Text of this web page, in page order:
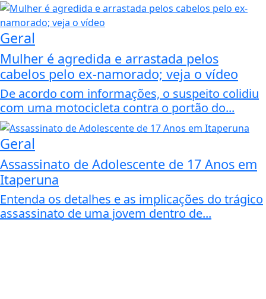
Geral
Mulher é agredida e arrastada pelos
cabelos pelo ex-namorado; veja o vídeo
De acordo com informações, o suspeito colidiu
com uma motocicleta contra o portão do...
Geral
Assassinato de Adolescente de 17 Anos em
Itaperuna
Entenda os detalhes e as implicações do trágico
assassinato de uma jovem dentro de...